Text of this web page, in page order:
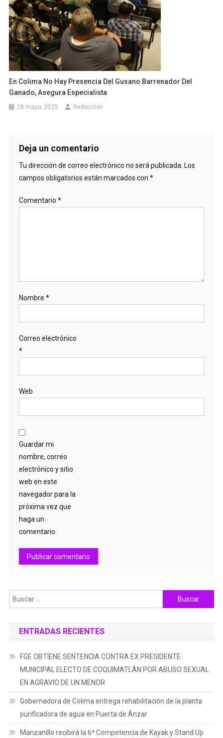
En Colima No Hay Presencia Del Gusano Barrenador Del
Ganado, Asegura Especialista
28 mayo, 2025 Redacción
Deja un comentario
Tu dirección de correo electrónico no será publicada. Los
campos obligatorios están marcados con *
Comentario *
Nombre *
Correo electrónico
*
Web
Guardar mi
nombre, correo
electrónico y sitio
web en este
navegador para la
próxima vez que
haga un
comentario.
Buscar:
ENTRADAS RECIENTES
FGE OBTIENE SENTENCIA CONTRA EX PRESIDENTE
MUNICIPAL ELECTO DE COQUIMATLÁN POR ABUSO SEXUAL
EN AGRAVIO DE UN MENOR
Gobernadora de Colima entrega rehabilitación de la planta
purificadora de agua en Puerta de Ánzar
Manzanillo recibirá la 6ª Competencia de Kayak y Stand Up